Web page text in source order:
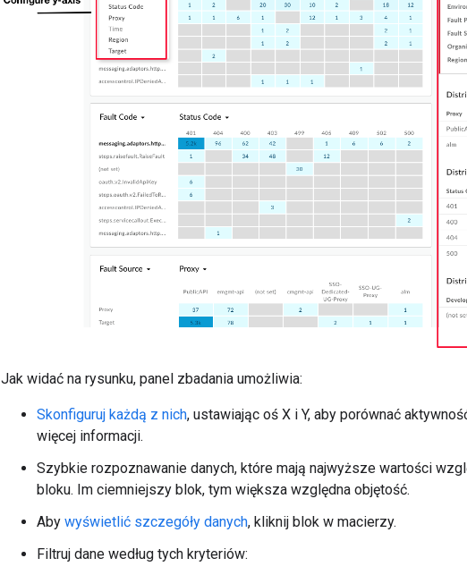
Jak widać na rysunku, panel zbadania umożliwia:
Skonfiguruj każdą z nich, ustawiając oś X i Y, aby porównać
więcej informacji.
Szybkie rozpoznawanie danych, które mają najwyższe wartości
bloku. Im ciemniejszy blok, tym większa względna objętość.
Aby wyświetlić szczegóły danych, kliknij blok w macierzy.
Filtruj dane według tych kryteriów: